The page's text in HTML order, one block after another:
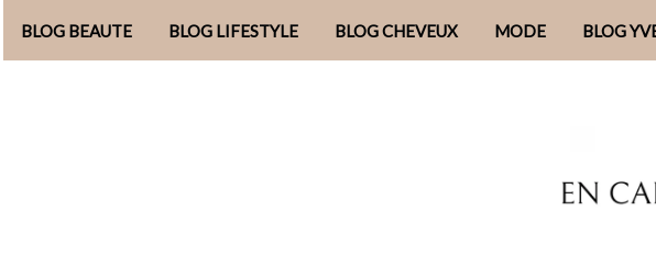
Aller
BLOG BEAUTE BLOG LIFESTYLE BLOG CHEVEUX MODE BLOG